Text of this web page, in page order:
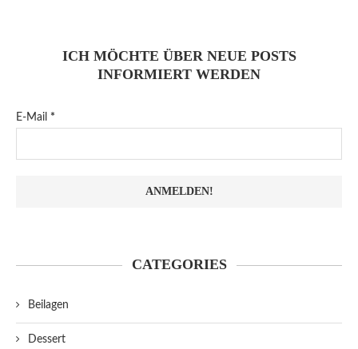
ICH MÖCHTE ÜBER NEUE POSTS
INFORMIERT WERDEN
E-Mail *
CATEGORIES
Beilagen
Dessert